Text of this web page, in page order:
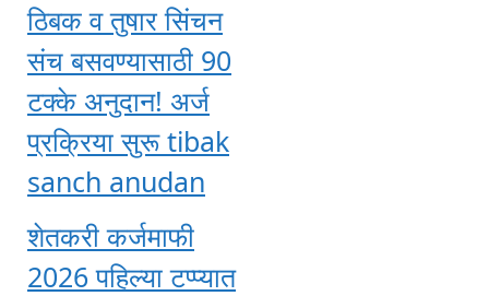
ठिबक व तुषार सिंचन
संच बसवण्यासाठी 90
टक्के अनुदान! अर्ज
प्रक्रिया सुरू tibak
sanch anudan
शेतकरी कर्जमाफी
2026 पहिल्या टप्प्यात